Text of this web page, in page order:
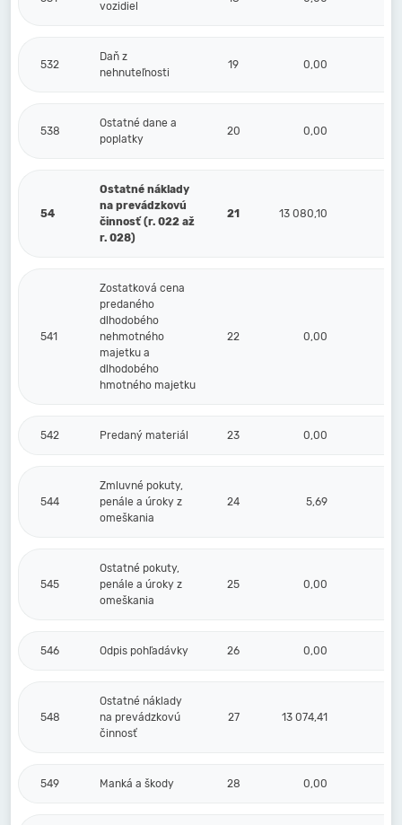
vozidiel
532
Daň z
nehnuteľnosti
19 0,00
538
Ostatné dane a
poplatky
20 0,00
54
Ostatné náklady
na prevádzkovú
činnosť (r. 022 až
r. 028)
21 13 080,10
541
Zostatková cena
predaného
dlhodobého
nehmotného
majetku a
dlhodobého
hmotného majetku
22 0,00
542 Predaný materiál 23 0,00
544
Zmluvné pokuty,
penále a úroky z
omeškania
24 5,69
545
Ostatné pokuty,
penále a úroky z
omeškania
25 0,00
546 Odpis pohľadávky 26 0,00
548
Ostatné náklady
na prevádzkovú
činnosť
27 13 074,41
549 Manká a škody 28 0,00